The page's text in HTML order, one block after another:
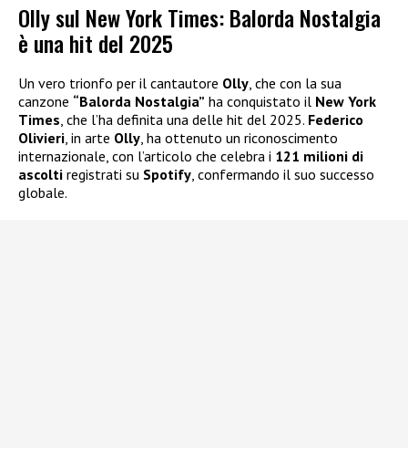
Olly sul New York Times: Balorda Nostalgia
è una hit del 2025
Un vero trionfo per il cantautore Olly, che con la sua
canzone “Balorda Nostalgia” ha conquistato il New York
Times, che l’ha definita una delle hit del 2025. Federico
Olivieri, in arte Olly, ha ottenuto un riconoscimento
internazionale, con l’articolo che celebra i 121 milioni di
ascolti registrati su Spotify, confermando il suo successo
globale.